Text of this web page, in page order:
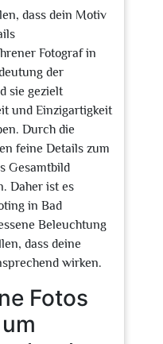
dass dein Motiv
Fotograf in
der
sie gezielt
und Einzigartigkeit
Durch die
feine Details zum
Gesamtbild
Daher ist es
in Bad
Beleuchtung
dass deine
wirken.
Fotos